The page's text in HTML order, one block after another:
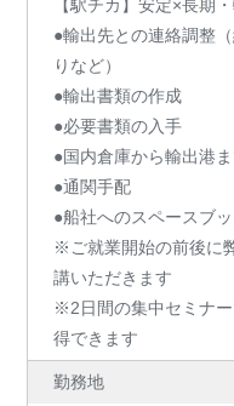
【駅チカ】安定×長期
●輸出先との連絡調整
りなど）
●輸出書類の作成
●必要書類の入手
●国内倉庫から輸出港
●通関手配
●船社へのスペースブ
※ご就業開始の前後に
講いただきます
※2日間の集中セミナ
得できます
勤務地